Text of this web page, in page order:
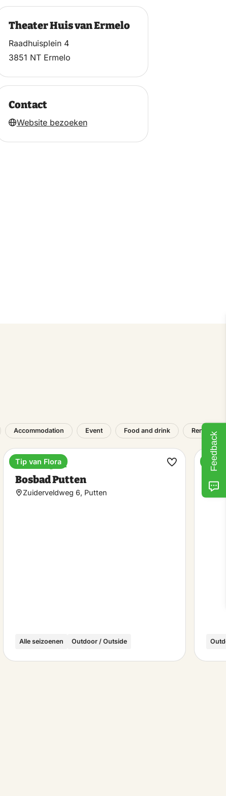
Theater Huis van Ermelo
Raadhuisplein 4
3851 NT Ermelo
Contact
Website bezoeken
Accommodation Event Food and drink Rental
Outdoor pool
Bosbad Putten
Zuiderveldweg 6, Putten
Alle seizoenen Outdoor / Outside
Tip van Flora
Make
Tip
Feedback